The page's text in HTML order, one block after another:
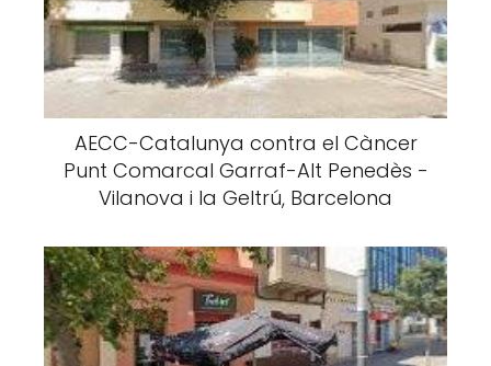
AECC-Catalunya contra el Càncer
Punt Comarcal Garraf-Alt Penedès -
Vilanova i la Geltrú, Barcelona